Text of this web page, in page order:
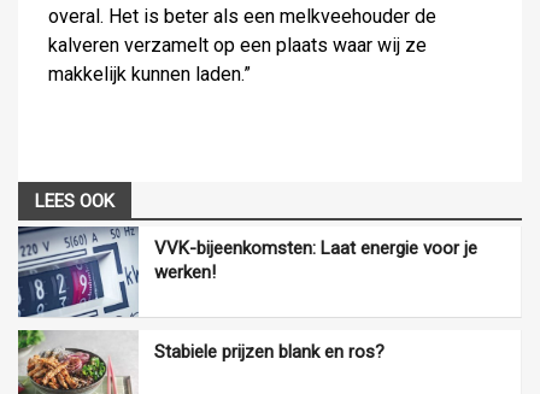
overal. Het is beter als een melkveehouder de
kalveren verzamelt op een plaats waar wij ze
makkelijk kunnen laden.”
LEES OOK
VVK-bijeenkomsten: Laat energie voor je
werken!
Stabiele prijzen blank en ros?